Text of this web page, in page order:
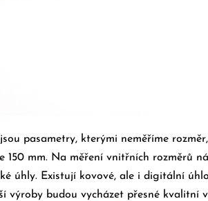
pasametry, kterými neměříme
150 mm. Na měření vnitřních rozměrů
úhly. Existují kovové, ale i digitální
výroby budou vycházet přesné kvalitní